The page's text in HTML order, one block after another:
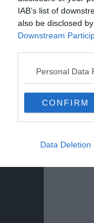
IAB’s list of
also be disclosed
Downstream
Personal Data
CONFIRM
Data Deletion
La
Il presepio di
nella notte